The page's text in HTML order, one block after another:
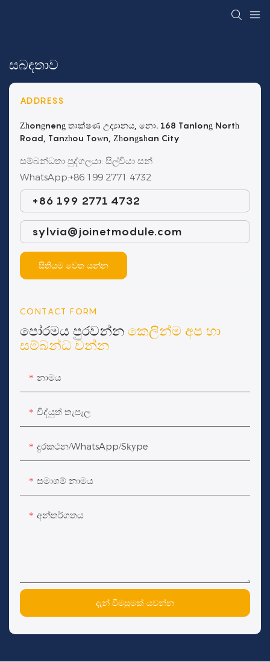
සබඳතාව
ADDRESS
Zhongneng තාක්ෂණ උද්‍යානය, නො. 168 Tanlong North
Road, Tanzhou Town, Zhongshan City
සම්බන්ධතා පුද්ගලයා: සිල්වියා සන්
WhatsApp:+86 199 2771 4732
+86 199 2771 4732
sylvia@joinetmodule.com
සිතියම වෙත යන්න
CONTACT FORM
පෝරමය පුරවන්න කෙලින්ම අප හා
සම්බන්ධ වන්න
නාමය
විද්යුත් තැපෑල
දුරකථන/WhatsApp/Skype
සමාගම් නාමය
අන්තර්ගතය
දැන් විමසුමක් යවන්න